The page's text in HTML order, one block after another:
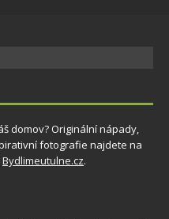
domov? Originální nápady,
fotografie najdete na
Bydlimeutulne.cz.